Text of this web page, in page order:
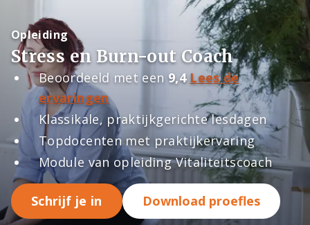
Opleiding
Stress en Burn-out Coach
Beoordeeld met een 9,4Lees de
ervaringen
Klassikale, praktijkgerichte lesdagen
Topdocenten met praktijkervaring
Module van opleiding Vitaliteitscoach
Schrijf je in Download proefles